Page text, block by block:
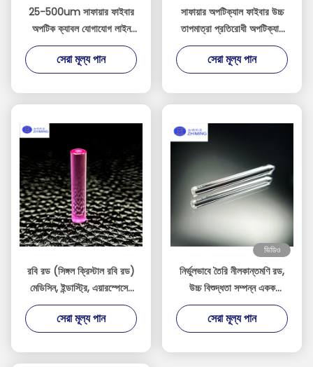
25-500um সাফায়ার ফাইবার
অপটিক ক্যাবল যোগাযোগ লাইন
অ্যালুমিনিয়াম ফাইবার একক
ক্রিস্টাল Al2O3
সেরা মূল্য পান
সাফায়ার অপটিক্যাল ফাইবার উচ্চ
তাপমাত্রা প্রতিরোধী অপটিক্যাল
ট্রান্সমিশন সমাধান
সেরা মূল্য পান
রবি রড (সিঙ্গল ক্রিস্টাল রবি রড)
মেডিসিন, ইন্ডাস্ট্রি, এয়ারস্পেসের
জন্য
সেরা মূল্য পান
ভিডিও
নির্ভুলভাবে তৈরি নীলকান্তমণি রড,
উচ্চ বিশুদ্ধতা সম্পন্ন একক
ক্রিস্টাল নীলকান্তমণি উপাদান
সেরা মূল্য পান